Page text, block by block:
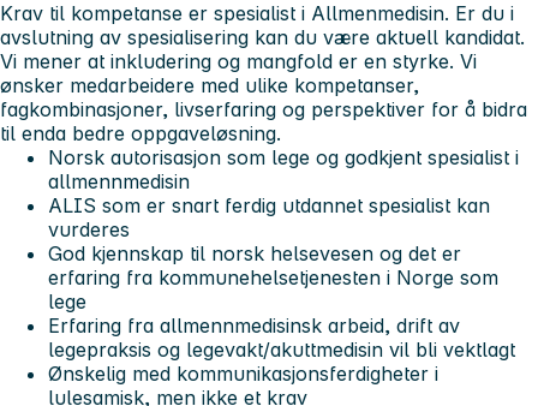
Krav til kompetanse er spesialist i Allmenmedisin. Er du i
avslutning av spesialisering kan du være aktuell kandidat.
Vi mener at inkludering og mangfold er en styrke. Vi
ønsker medarbeidere med ulike kompetanser,
fagkombinasjoner, livserfaring og perspektiver for å bidra
til enda bedre oppgaveløsning.
Norsk autorisasjon som lege og godkjent spesialist i
allmennmedisin
ALIS som er snart ferdig utdannet spesialist kan
vurderes
God kjennskap til norsk helsevesen og det er
erfaring fra kommunehelsetjenesten i Norge som
lege
Erfaring fra allmennmedisinsk arbeid, drift av
legepraksis og legevakt/akuttmedisin vil bli vektlagt
Ønskelig med kommunikasjonsferdigheter i
lulesamisk, men ikke et krav